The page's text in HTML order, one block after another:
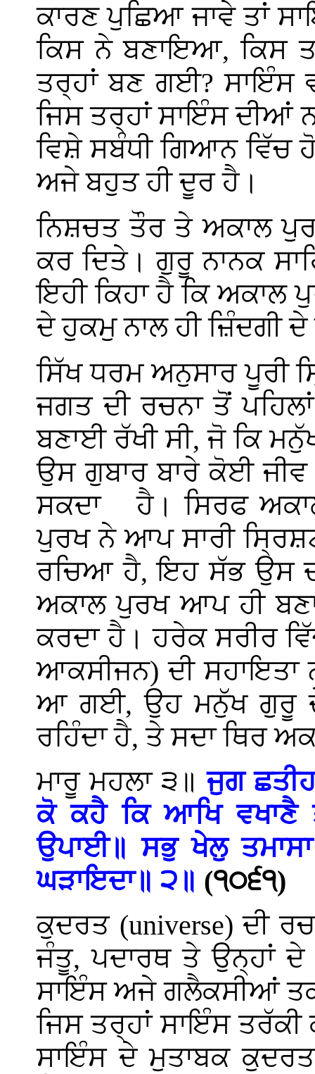
ਕਾਰਣ ਪੁਛਿਆ ਜਾਵੇ ਤਾਂ
ਕਿਸ ਨੇ ਬਣਾਇਆ, ਕਿਸ
ਤਰ੍ਹਾਂ ਬਣ ਗਈ? ਸਾਇੰਸ
ਜਿਸ ਤਰ੍ਹਾਂ ਸਾਇੰਸ
ਵਿਸ਼ੇ ਸਬੰਧੀ ਗਿਆਨ ਵਿੱਚ
ਅਜੇ ਬਹੁਤ ਹੀ ਦੂਰ ਹੈ।
ਨਿਸ਼ਚਤ ਤੌਰ ਤੇ ਅਕਾਲ
ਕਰ ਦਿਤੇ। ਗੁਰੂ ਨਾਨਕ
ਇਹੀ ਕਿਹਾ ਹੈ ਕਿ ਅਕਾਲ
ਦੇ ਹੁਕਮੁ ਨਾਲ ਹੀ ਜ਼ਿੰਦਗੀ
ਸਿੱਖ ਧਰਮ ਅਨੁਸਾਰ ਪੂਰੀ
ਜਗਤ ਦੀ ਰਚਨਾ ਤੋਂ
ਬਣਾਈ ਰੱਖੀ ਸੀ, ਜੋ ਕਿ
ਉਸ ਗੁਬਾਰ ਬਾਰੇ ਕੋਈ
ਸਕਦਾ
ਹੈ। ਸਿਰਫ
ਪੁਰਖ ਨੇ ਆਪ ਸਾਰੀ
ਰਚਿਆ ਹੈ, ਇਹ ਸੱਭ ਉਸ
ਅਕਾਲ ਪੁਰਖ ਆਪ ਹੀ
ਕਰਦਾ ਹੈ। ਹਰੇਕ ਸਰੀਰ
ਆਕਸੀਜਨ) ਦੀ ਸਹਾਇਤਾ
ਆ ਗਈ, ਉਹ ਮਨੁੱਖ ਗੁਰੂ
ਰਹਿੰਦਾ ਹੈ, ਤੇ ਸਦਾ ਥਿਰ
ਮਾਰੂ ਮਹਲਾ ੩॥ਜੁਗ
ਕੋ ਕਹੈ ਕਿ ਆਖਿ ਵਖਾਣੈ
ਉਪਾਈ॥ ਸਭੁ ਖੇਲੁ
ਘੜਾਇਦਾ॥ ੨॥ (੧੦੬੧)
ਕੁਦਰਤ (universe) ਦੀ
ਜੰਤੂ, ਪਦਾਰਥ ਤੇ ਉਨ੍ਹਾਂ
ਸਾਇੰਸ ਅਜੇ ਗਲੈਕਸੀਆਂ ਤਕ
ਜਿਸ ਤਰ੍ਹਾਂ ਸਾਇੰਸ
ਸਾਇੰਸ ਦੇ ਮੁਤਾਬਕ